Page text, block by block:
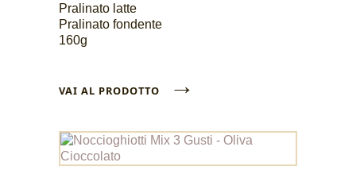
Pralinato latte
Pralinato fondente
160g
VAI AL PRODOTTO →